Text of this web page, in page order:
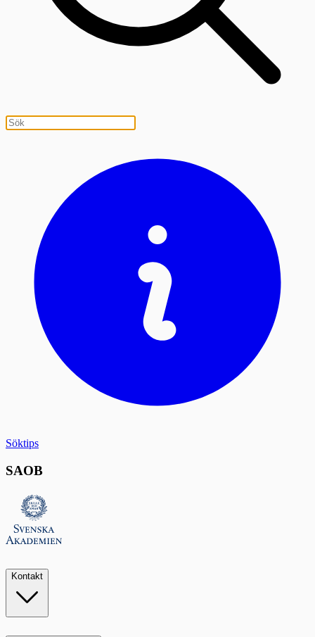
Söktips
SAOB
Kontakt